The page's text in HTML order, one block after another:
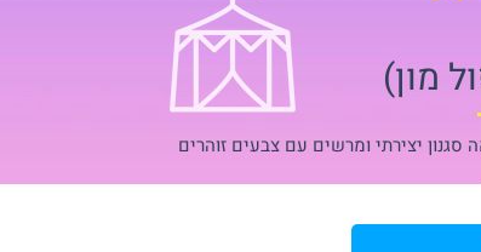
מון)
יצירתי ומרשים עם צבעים זוהרים